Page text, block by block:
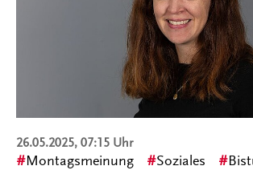
26.05.2025, 07:15 Uhr
Montagsmeinung Soziales